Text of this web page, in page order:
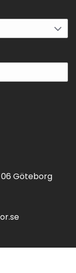
06 Göteborg